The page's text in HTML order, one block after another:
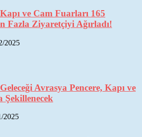
ve Cam Fuarları 165
Fazla Ziyaretçiyi Ağırladı!
2025
Avrasya Pencere, Kapı ve
Şekillenecek
2025